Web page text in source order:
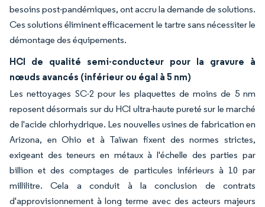
besoins post-pandémiques, ont accru la demande de solutions.
Ces solutions éliminent efficacement le tartre sans nécessiter le
démontage des équipements.
HCl de qualité semi-conducteur pour la gravure à
nœuds avancés (inférieur ou égal à 5 nm)
Les nettoyages SC-2 pour les plaquettes de moins de 5 nm
reposent désormais sur du HCl ultra-haute pureté sur le marché
de l'acide chlorhydrique. Les nouvelles usines de fabrication en
Arizona, en Ohio et à Taïwan fixent des normes strictes,
exigeant des teneurs en métaux à l'échelle des parties par
billion et des comptages de particules inférieurs à 10 par
millilitre. Cela a conduit à la conclusion de contrats
d'approvisionnement à long terme avec des acteurs majeurs